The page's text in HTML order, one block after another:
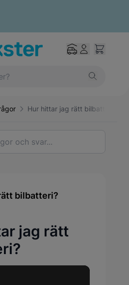
Hur hittar jag rätt bilbatteri?
svar...
bilbatteri?
jag rätt